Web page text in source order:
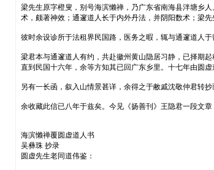
梁先生原字橙叟，别号海滨懒禅，乃广东省南海县泮塘乡
术，颇著神效；通邃道人长于内外丹法，并阴阳数术；梁
彼时余设诊所于法租界民国路，医务之暇，辄与通邃道人
梁君本与通邃道人有约，共赴徽州黄山隐居习静，已择期
直到民国十六年，余等方知其已回广东乡里。十七年由圆
另有一长函，叙入山情景甚详，余得之于敝戚沈敬仲君转
余收藏此信已八年于兹矣。今见《扬善刊》王隐君一段文
海滨懒禅覆圆虚道人书
吴彝珠 抄录
圆虚先生老同道伟鉴：